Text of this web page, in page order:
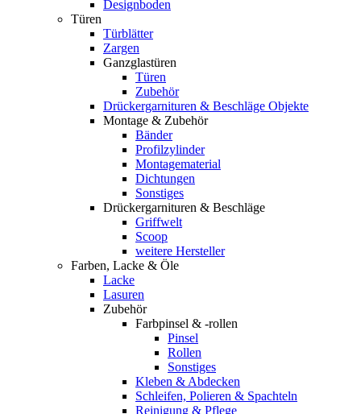
Designboden
Türen
Türblätter
Zargen
Ganzglastüren
Türen
Zubehör
Drückergarnituren & Beschläge Objekte
Montage & Zubehör
Bänder
Profilzylinder
Montagematerial
Dichtungen
Sonstiges
Drückergarnituren & Beschläge
Griffwelt
Scoop
weitere Hersteller
Farben, Lacke & Öle
Lacke
Lasuren
Zubehör
Farbpinsel & -rollen
Pinsel
Rollen
Sonstiges
Kleben & Abdecken
Schleifen, Polieren & Spachteln
Reinigung & Pflege